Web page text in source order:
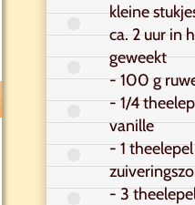
kleine
ca. 2 uur in
geweekt
- 100 g
- 1/4
vanille
- 1 theelepel
- 3